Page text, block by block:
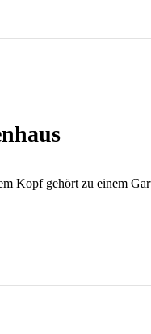
Kopf gehört zu einem